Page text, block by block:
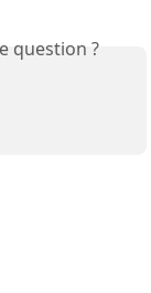
question ?